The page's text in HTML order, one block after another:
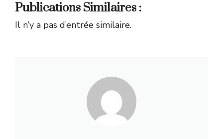
Publications Similaires :
Il n’y a pas d’entrée similaire.